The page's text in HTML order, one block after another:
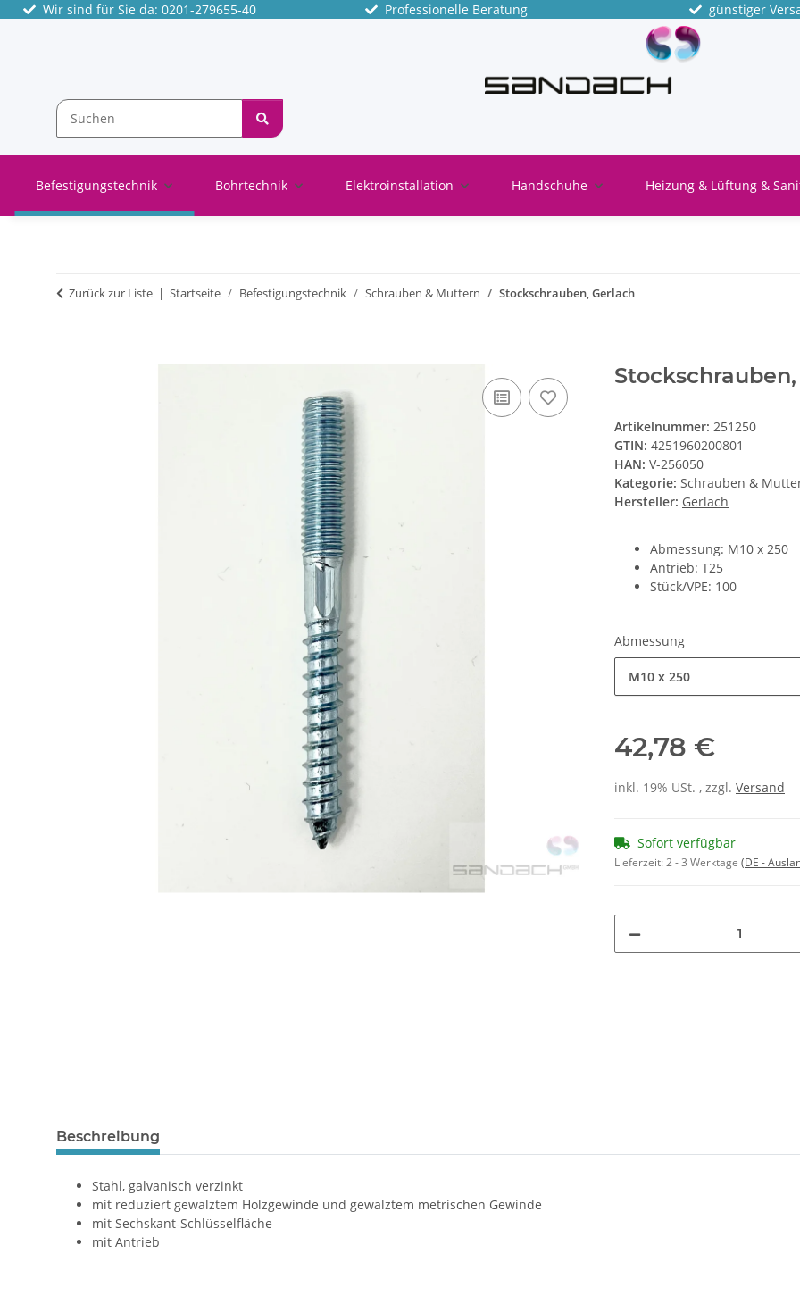
Wir sind für Sie da: 0201-279655-40 Professionelle Beratung günstiger
Befestigungstechnik Bohrtechnik Elektroinstallation Handschuhe Heizung & Lüftung &
Zurück zur Liste Startseite Befestigungstechnik Schrauben & Muttern Stockschrauben, Gerlach
Artikelnummer: 251250
GTIN: 4251960200801
HAN: V-256050
Kategorie: Schrauben &
Hersteller: Gerlach
Abmessung: M10 x 250
Antrieb: T25
Stück/VPE: 100
Abmessung
M10 x 250
42,78 €
inkl. 19% USt. , zzgl. Versand
Sofort verfügbar
Lieferzeit:2 - 3 Werktage (DE -
Beschreibung
Stahl, galvanisch verzinkt
mit reduziert gewalztem Holzgewinde und gewalztem metrischen Gewinde
mit Sechskant-Schlüsselfläche
mit Antrieb